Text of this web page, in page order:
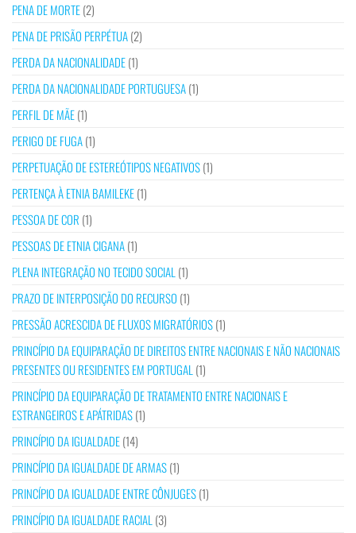
PENA DE MORTE(2)
PENA DE PRISÃO PERPÉTUA(2)
PERDA DA NACIONALIDADE(1)
PERDA DA NACIONALIDADE PORTUGUESA(1)
PERFIL DE MÃE(1)
PERIGO DE FUGA(1)
PERPETUAÇÃO DE ESTEREÓTIPOS NEGATIVOS(1)
PERTENÇA À ETNIA BAMILEKE(1)
PESSOA DE COR (1)
PESSOAS DE ETNIA CIGANA(1)
PLENA INTEGRAÇÃO NO TECIDO SOCIAL (1)
PRAZO DE INTERPOSIÇÃO DO RECURSO (1)
PRESSÃO ACRESCIDA DE FLUXOS MIGRATÓRIOS(1)
PRINCÍPIO DA EQUIPARAÇÃO DE DIREITOS ENTRE NACIONAIS E NÃO NACIONAIS
PRESENTES OU RESIDENTES EM PORTUGAL (1)
PRINCÍPIO DA EQUIPARAÇÃO DE TRATAMENTO ENTRE NACIONAIS E
ESTRANGEIROS E APÁTRIDAS(1)
PRINCÍPIO DA IGUALDADE(14)
PRINCÍPIO DA IGUALDADE DE ARMAS(1)
PRINCÍPIO DA IGUALDADE ENTRE CÔNJUGES(1)
PRINCÍPIO DA IGUALDADE RACIAL (3)